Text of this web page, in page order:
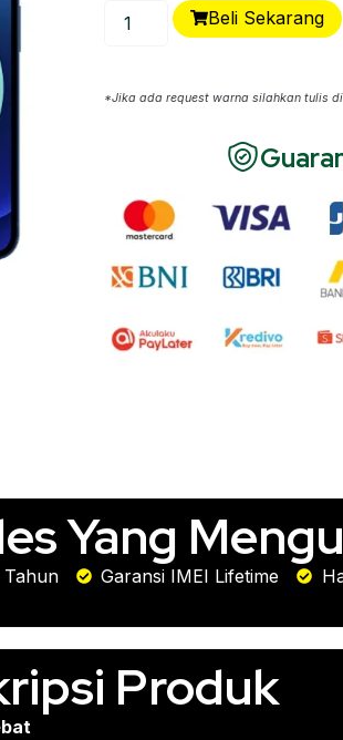
Beli Sekarang
*Jika ada request warna silahkan tulis
Yang
Tahun Garansi IMEI Lifetime
Produk